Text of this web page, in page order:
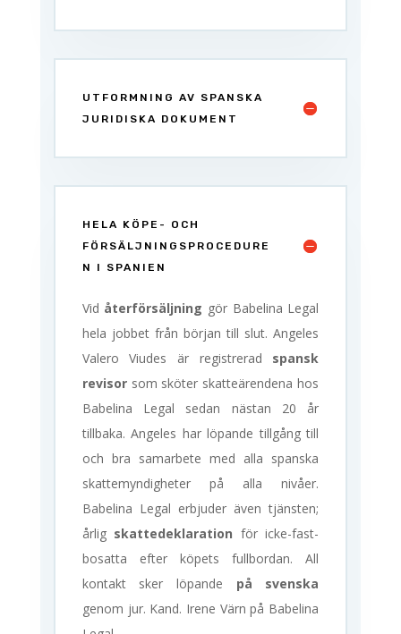
UTFORMNING AV SPANSKA
JURIDISKA DOKUMENT
HELA KÖPE- OCH
FÖRSÄLJNINGSPROCEDURE
N I SPANIEN
Vid återförsäljning gör Babelina Legal
hela jobbet från början till slut. Angeles
Valero Viudes är registrerad spansk
revisorsom sköter skatteärendena hos
Babelina Legal sedan nästan 20 år
tillbaka. Angeles har löpande tillgång till
och bra samarbete med alla spanska
skattemyndigheter på alla nivåer.
Babelina Legal erbjuder även tjänsten;
årlig skattedeklaration för icke-fast-
bosatta efter köpets fullbordan. All
kontakt sker löpande på svenska
genom jur. Kand. Irene Värn på Babelina